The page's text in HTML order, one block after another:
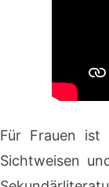
Für Frauen ist
Sichtweisen